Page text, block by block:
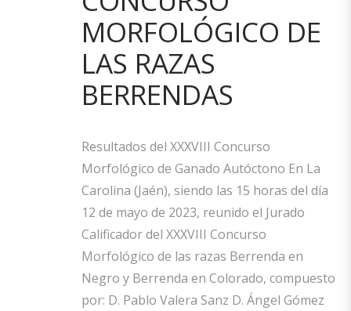
MORFOLÓGICO DE
LAS RAZAS
BERRENDAS
Resultados del XXXVIII Concurso
Morfológico de Ganado Autóctono En La
Carolina (Jaén), siendo las 15 horas del día
12 de mayo de 2023, reunido el Jurado
Calificador del XXXVIII Concurso
Morfológico de las razas Berrenda en
Negro y Berrenda en Colorado, compuesto
por: D. Pablo Valera Sanz D. Ángel Gómez